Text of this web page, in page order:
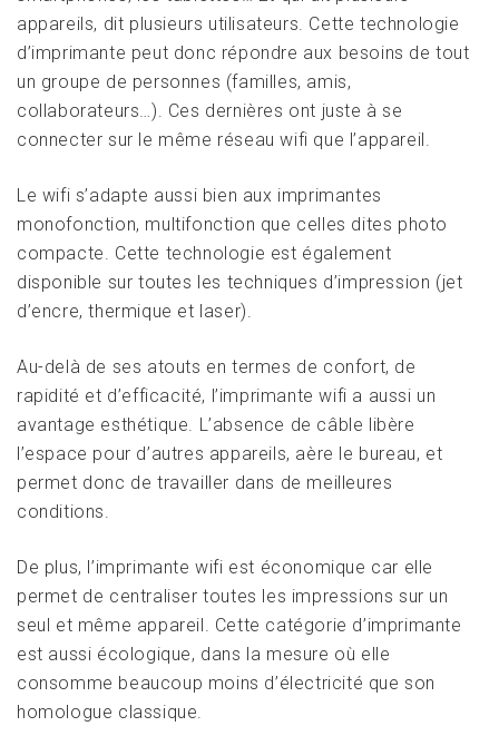
appareils, dit plusieurs utilisateurs. Cette technologie
d’imprimante peut donc répondre aux besoins de tout
un groupe de personnes (familles, amis,
collaborateurs…). Ces dernières ont juste à se
connecter sur le même réseau wifi que l’appareil.
Le wifi s’adapte aussi bien aux imprimantes
monofonction, multifonction que celles dites photo
compacte. Cette technologie est également
disponible sur toutes les techniques d’impression (jet
d’encre, thermique et laser).
Au-delà de ses atouts en termes de confort, de
rapidité et d’efficacité, l’imprimante wifi a aussi un
avantage esthétique. L’absence de câble libère
l’espace pour d’autres appareils, aère le bureau, et
permet donc de travailler dans de meilleures
conditions.
De plus, l’imprimante wifi est économique car elle
permet de centraliser toutes les impressions sur un
seul et même appareil. Cette catégorie d’imprimante
est aussi écologique, dans la mesure où elle
consomme beaucoup moins d’électricité que son
homologue classique.